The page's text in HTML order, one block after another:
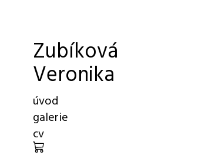
Zubíková
Veronika
úvod
galerie
cv